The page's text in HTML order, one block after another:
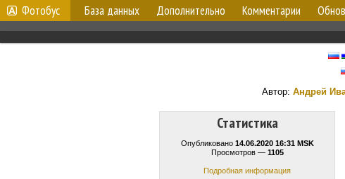
Фотобус База данных Дополнительно Комментарии
Автор: Андрей
Статистика
Опубликовано 14.06.2020 16:31 MSK
Просмотров — 1105
Подробная информация